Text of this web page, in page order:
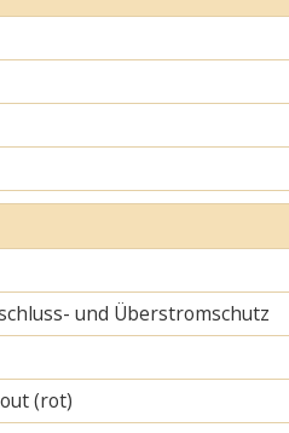
und Überstromschutz
(rot)